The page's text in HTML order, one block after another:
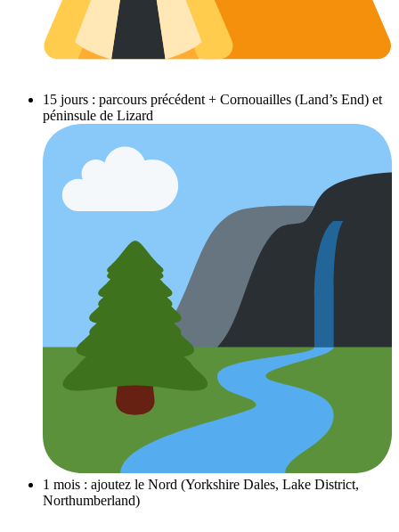
15 jours : parcours précédent + Cornouailles (Land’s End) et
péninsule de Lizard
1 mois : ajoutez le Nord (Yorkshire Dales, Lake District,
Northumberland)